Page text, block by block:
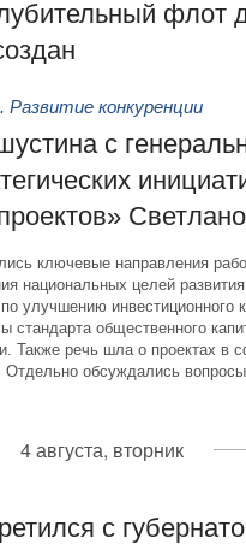
флот
Развитие конкуренции
с
ключевые направления
национальных целей
по улучшению инвестиционного
стандарта общественного
Также речь шла о проектах в
Отдельно обсуждались
4 августа, вторник
с